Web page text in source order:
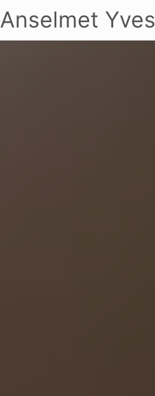
Anselmet Yves